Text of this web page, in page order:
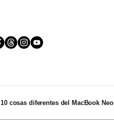
10 cosas diferentes del MacBook Neo